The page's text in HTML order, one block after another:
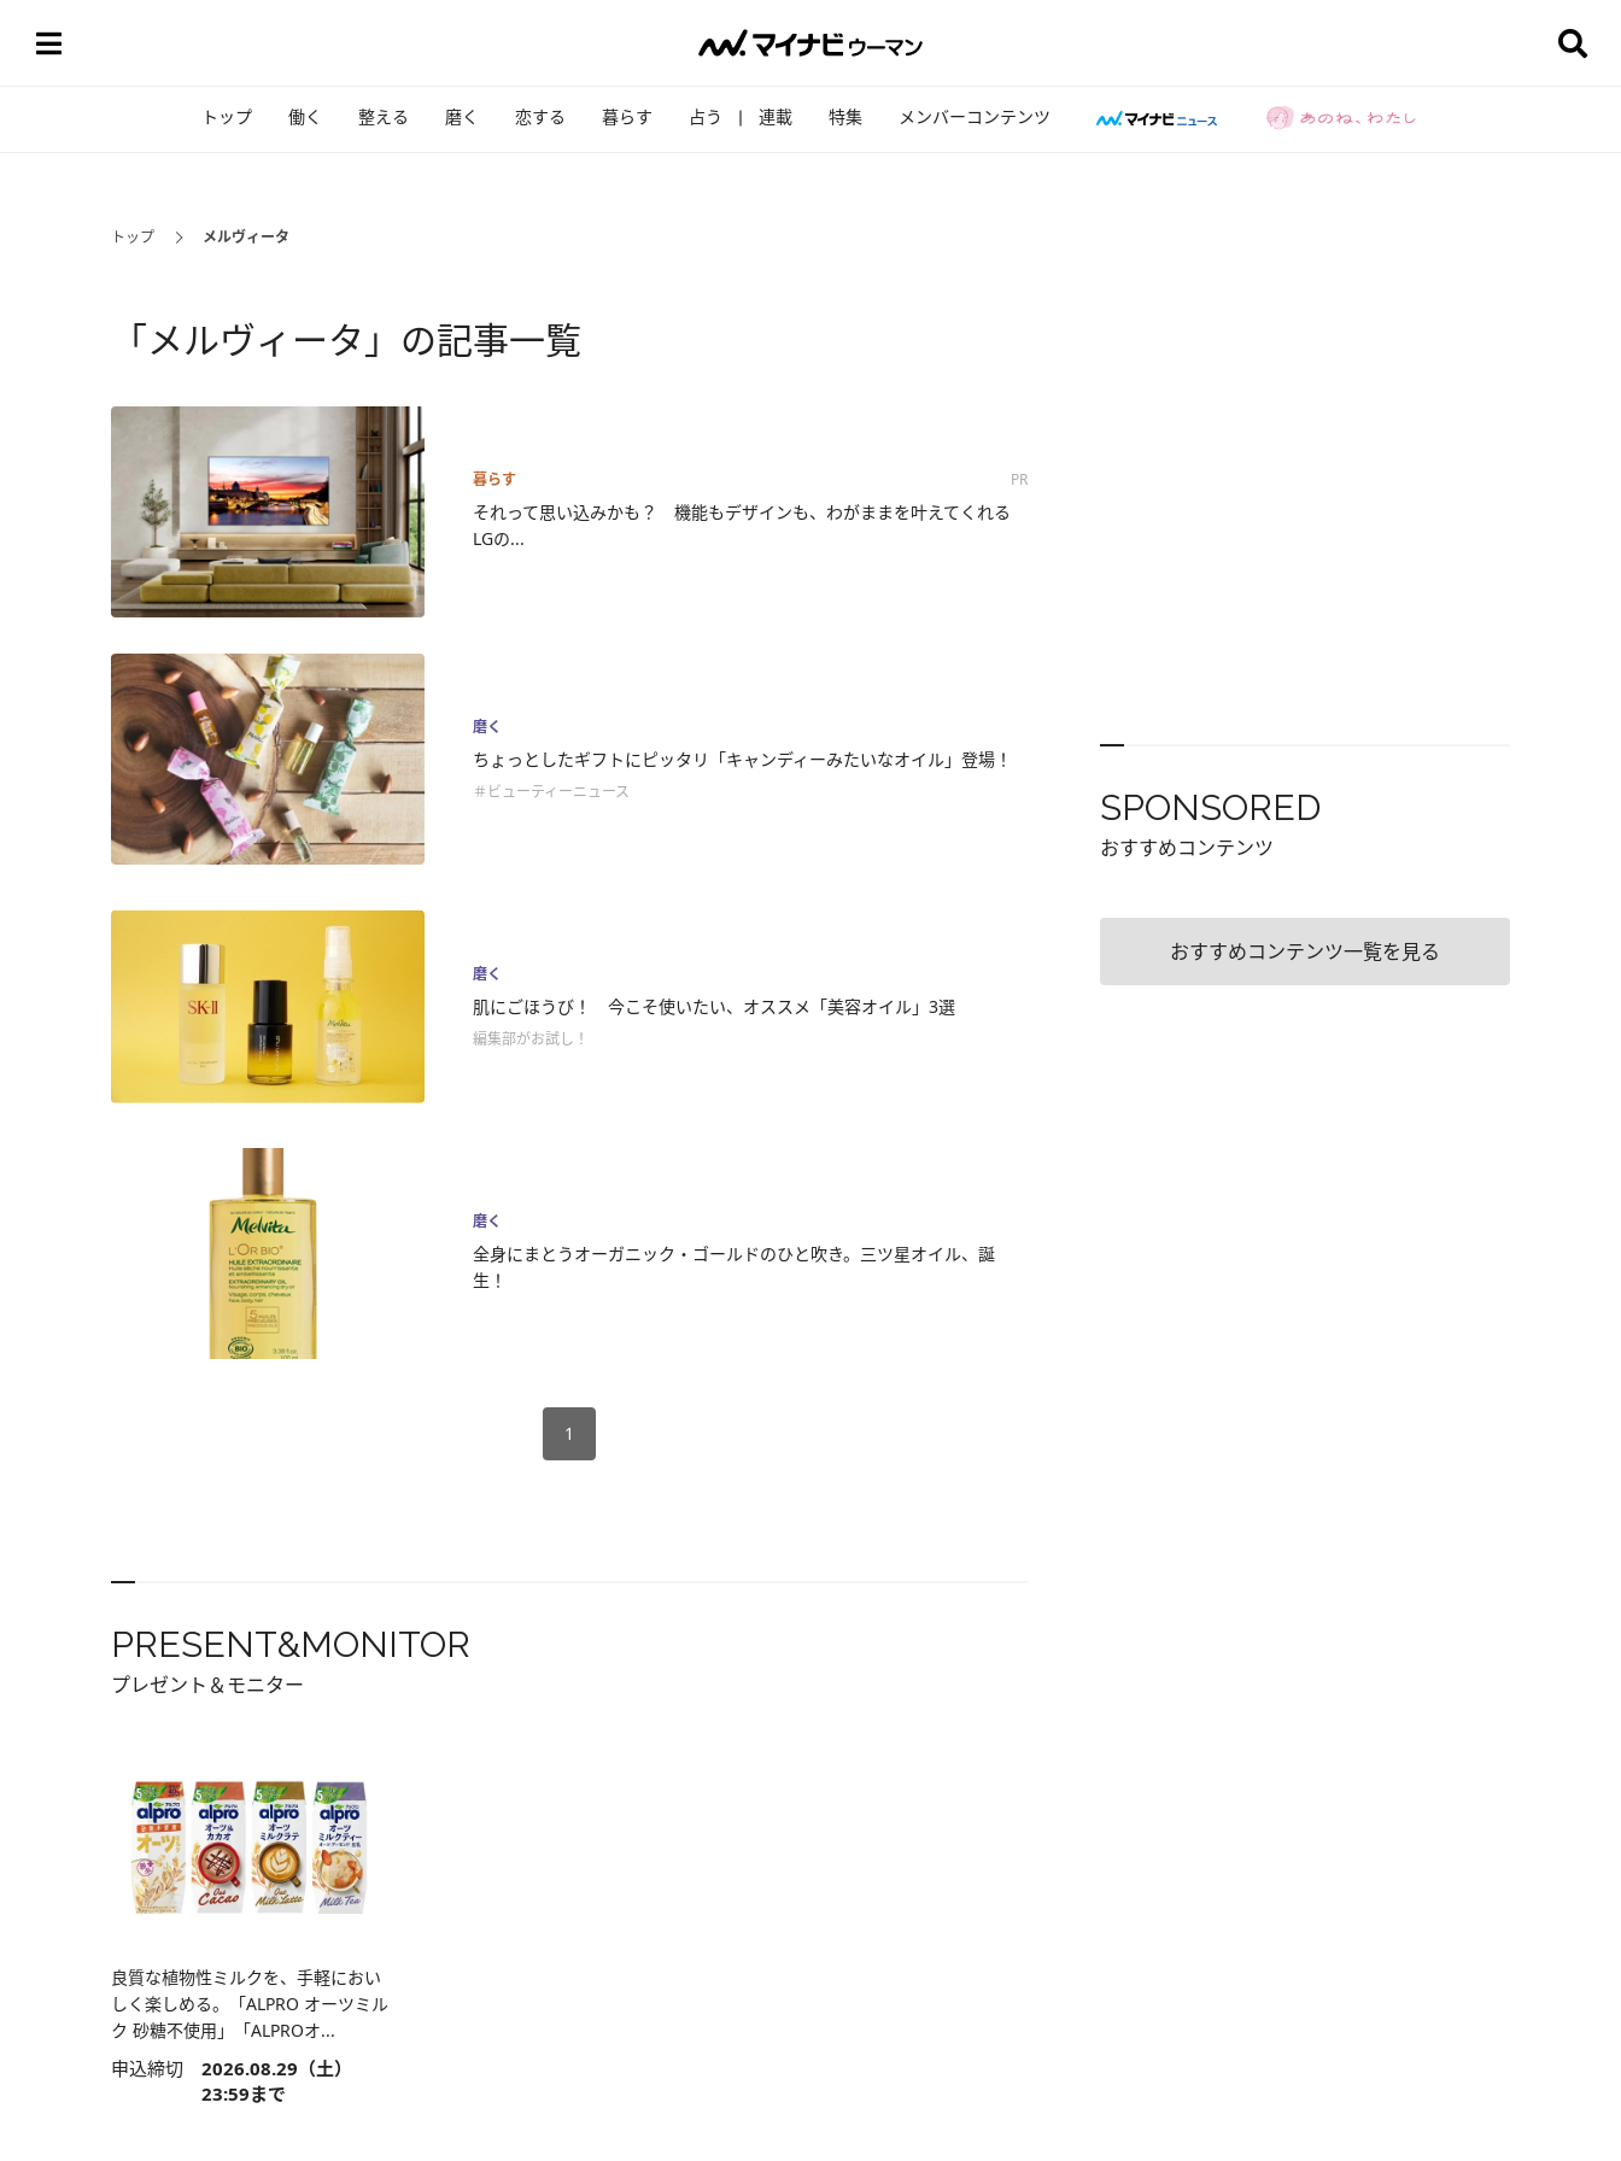
トップ 働く 整える 磨く 恋する 暮らす 占う 連載 特集 メンバーコンテンツ
トップ メルヴィータ
「メルヴィータ」の記事一覧
暮らす PR
それって思い込みかも？ 機能もデザインも、わがままを叶えてくれる
LGの...
磨く
ちょっとしたギフトにピッタリ「キャンディーみたいなオイル」登場！
＃ビューティーニュース
磨く
肌にごほうび！ 今こそ使いたい、オススメ「美容オイル」3選
編集部がお試し！
磨く
全身にまとうオーガニック・ゴールドのひと吹き。三ツ星オイル、誕
生！
1
PRESENT&MONITOR
プレゼント＆モニター
良質な植物性ミルクを、手軽におい
しく楽しめる。「ALPRO オーツミル
ク 砂糖不使用」「ALPROオ...
申込締切 2026.08.29（土）
23:59まで
SPONSORED
おすすめコンテンツ
おすすめコンテンツ一覧を見る